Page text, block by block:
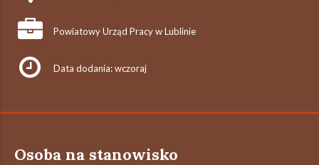
Powiatowy Urząd Pracy w Lublinie
Data dodania: wczoraj
Osoba na stanowisko